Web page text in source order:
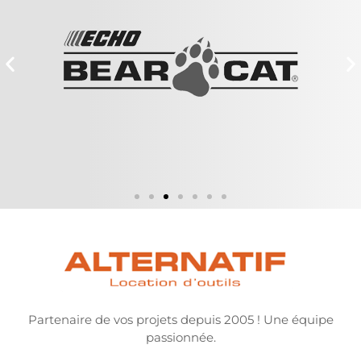
Partenaire de vos projets depuis 2005 ! Une équipe
passionnée.